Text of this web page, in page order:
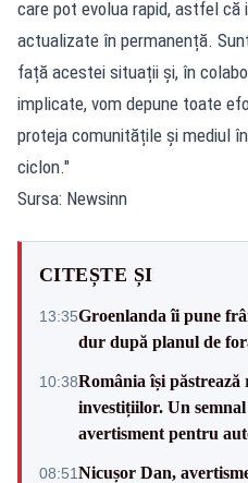
care pot evolua rapid, astfel
actualizate în permanență.
față acestei situații și, în
implicate, vom depune toate
proteja comunitățile și mediul
ciclon."
Sursa: Newsinn
CITEȘTE ȘI
13:35Groenlanda îi pune
dur după planul de
10:38România își
investițiilor. Un
avertisment pentru
08:51Nicușor Dan,